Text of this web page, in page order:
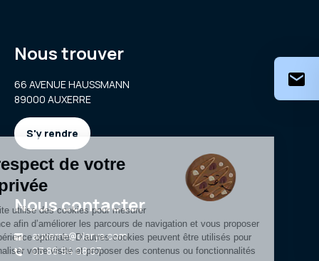
Nous trouver
66 AVENUE HAUSSMANN
89000 AUXERRE
S'y rendre
Nous contacter
auxerre@clarya.com
03 86 94 08 67